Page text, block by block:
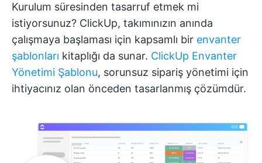
Kurulum süresinden tasarruf etmek mi
istiyorsunuz? ClickUp, takımınızın anında
çalışmaya başlaması için kapsamlı bir envanter
şablonları kitaplığı da sunar. ClickUp Envanter
Yönetimi Şablonu, sorunsuz sipariş yönetimi için
ihtiyacınız olan önceden tasarlanmış çözümdür.